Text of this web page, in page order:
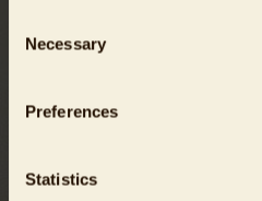
Selection
Necessary
Preferences
Statistics
16.06.2026